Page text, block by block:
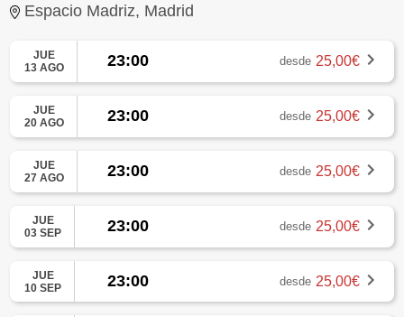
Espacio Madriz, Madrid
JUE
13 AGO
23:00 desde 25,00€
JUE
20 AGO
23:00 desde 25,00€
JUE
27 AGO
23:00 desde 25,00€
JUE
03 SEP
23:00 desde 25,00€
JUE
10 SEP
23:00 desde 25,00€